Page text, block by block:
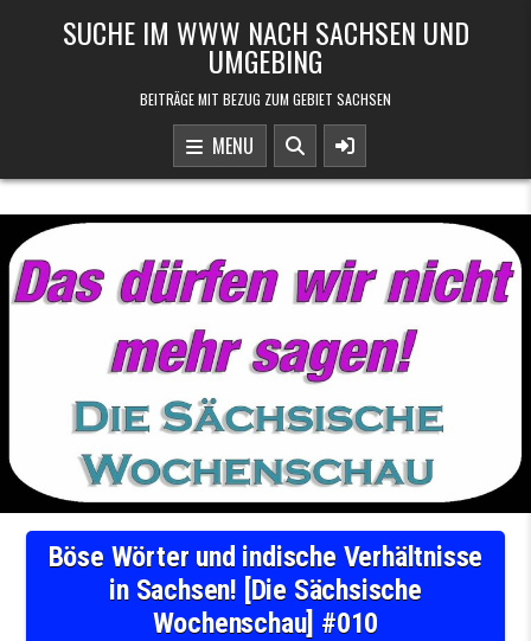
SUCHE IM WWW NACH SACHSEN UND
UMGEBING
BEITRÄGE MIT BEZUG ZUM GEBIET SACHSEN
MENU
Böse Wörter und indische Verhältnisse
in Sachsen! [Die Sächsische
Wochenschau] #010